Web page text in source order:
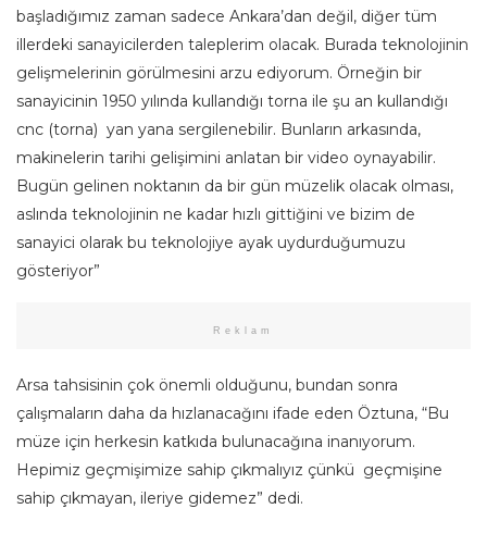
başladığımız zaman sadece Ankara’dan değil, diğer tüm
illerdeki sanayicilerden taleplerim olacak. Burada teknolojinin
gelişmelerinin görülmesini arzu ediyorum. Örneğin bir
sanayicinin 1950 yılında kullandığı torna ile şu an kullandığı
cnc (torna) yan yana sergilenebilir. Bunların arkasında,
makinelerin tarihi gelişimini anlatan bir video oynayabilir.
Bugün gelinen noktanın da bir gün müzelik olacak olması,
aslında teknolojinin ne kadar hızlı gittiğini ve bizim de
sanayici olarak bu teknolojiye ayak uydurduğumuzu
gösteriyor”
Reklam
Arsa tahsisinin çok önemli olduğunu, bundan sonra
çalışmaların daha da hızlanacağını ifade eden Öztuna, “Bu
müze için herkesin katkıda bulunacağına inanıyorum.
Hepimiz geçmişimize sahip çıkmalıyız çünkü geçmişine
sahip çıkmayan, ileriye gidemez” dedi.